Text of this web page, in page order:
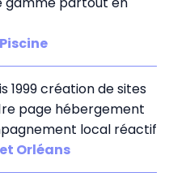
1999 création de sites
page hébergement
local réactif
Orléans